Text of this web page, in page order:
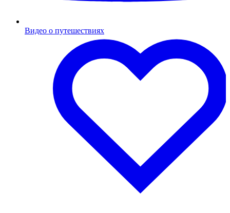
Видео о путешествиях